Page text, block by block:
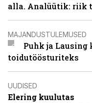
alla. Analüütik: riik
MAJANDUSTULEMUSED
Puhk ja
toidutöösturiteks
UUDISED
Elering kuulutas